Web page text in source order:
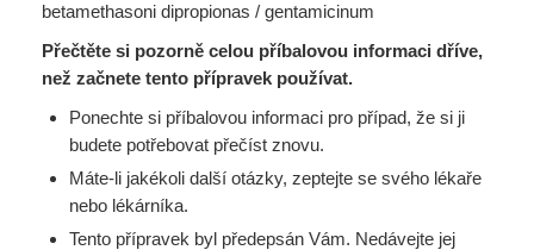
betamethasoni dipropionas / gentamicinum
Přečtěte si pozorně celou příbalovou informaci dříve,
než začnete tento přípravek používat.
Ponechte si příbalovou informaci pro případ, že si ji
budete potřebovat přečíst znovu.
Máte-li jakékoli další otázky, zeptejte se svého lékaře
nebo lékárníka.
Tento přípravek byl předepsán Vám. Nedávejte jej